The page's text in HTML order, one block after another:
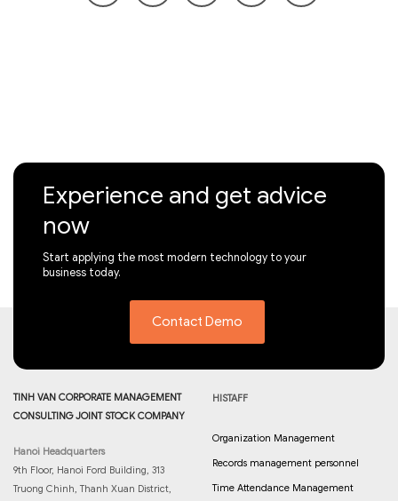
Experience and get advice
now
Start applying the most modern technology to your
business today.
Contact Demo
TINH VAN CORPORATE MANAGEMENT
CONSULTING JOINT STOCK COMPANY
Hanoi Headquarters
9th Floor, Hanoi Ford Building, 313
Truong Chinh, Thanh Xuan District,
HISTAFF
Organization Management
Records management personnel
Time Attendance Management